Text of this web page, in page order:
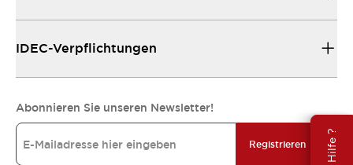
IDEC-Verpflichtungen
Abonnieren Sie unseren Newsletter!
Registrieren